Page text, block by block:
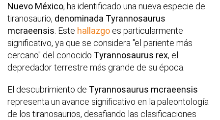
Nuevo México, ha identificado una nueva especie de
tiranosaurio, denominada Tyrannosaurus
mcraeensis . Este hallazgo es particularmente
significativo, ya que se considera "el pariente más
cercano" del conocido Tyrannosaurus rex, el
depredador terrestre más grande de su época.
El descubrimiento de Tyrannosaurus mcraeensis
representa un avance significativo en la paleontología
de los tiranosaurios, desafiando las clasificaciones